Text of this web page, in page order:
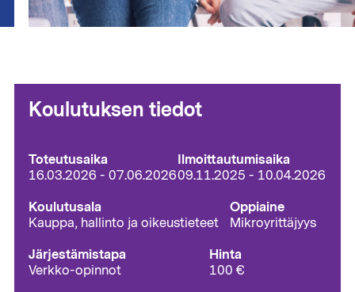
Koulutuksen tiedot
Toteutusaika
16.03.2026 - 07.06.2026
Ilmoittautumisaika
09.11.2025 - 10.04.2026
Koulutusala
Kauppa, hallinto ja oikeustieteet
Oppiaine
Mikroyrittäjyys
Järjestämistapa
Verkko-opinnot
Hinta
100 €